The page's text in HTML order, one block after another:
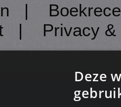
|
| Privacy
Deze